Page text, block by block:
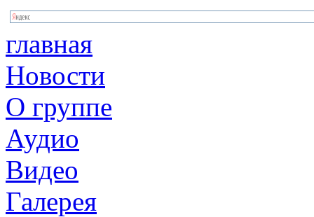
главная
Новости
О группе
Аудио
Видео
Галерея